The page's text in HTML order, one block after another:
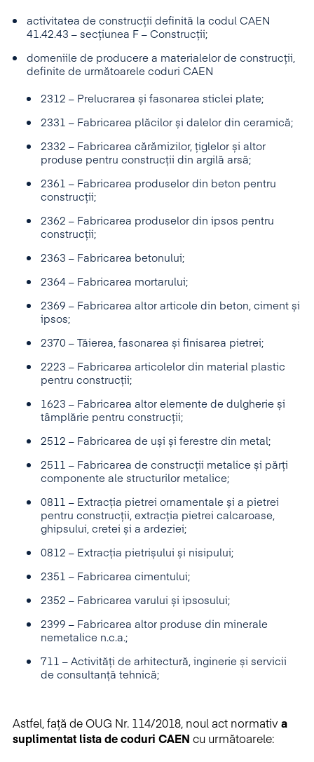
activitatea de construcții definită la codul CAEN
41.42.43 – secțiunea F – Construcții;
domeniile de producere a materialelor de construcții,
definite de următoarele coduri CAEN
2312 – Prelucrarea și fasonarea sticlei plate;
2331 – Fabricarea plăcilor și dalelor din ceramică;
2332 – Fabricarea cărămizilor, țiglelor și altor
produse pentru construcții din argilă arsă;
2361 – Fabricarea produselor din beton pentru
construcții;
2362 – Fabricarea produselor din ipsos pentru
construcții;
2363 – Fabricarea betonului;
2364 – Fabricarea mortarului;
2369 – Fabricarea altor articole din beton, ciment și
ipsos;
2370 – Tăierea, fasonarea și finisarea pietrei;
2223 – Fabricarea articolelor din material plastic
pentru construcții;
1623 – Fabricarea altor elemente de dulgherie și
tâmplărie pentru construcții;
2512 – Fabricarea de uși și ferestre din metal;
2511 – Fabricarea de construcții metalice și părți
componente ale structurilor metalice;
0811 – Extracția pietrei ornamentale și a pietrei
pentru construcții, extracția pietrei calcaroase,
ghipsului, cretei și a ardeziei;
0812 – Extracția pietrișului și nisipului;
2351 – Fabricarea cimentului;
2352 – Fabricarea varului și ipsosului;
2399 – Fabricarea altor produse din minerale
nemetalice n.c.a.;
711 – Activități de arhitectură, inginerie și servicii
de consultanță tehnică;
Astfel, față de OUG Nr. 114/2018, noul act normativ a
suplimentat lista de coduri CAEN cu următoarele: